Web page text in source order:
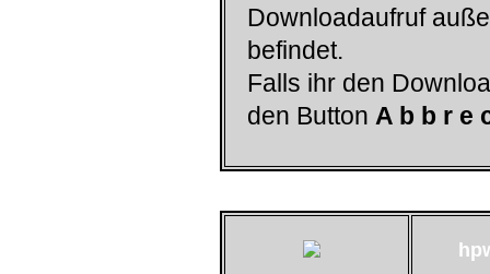
Downloadaufruf
befindet.
Falls ihr den
den Button A b b r e